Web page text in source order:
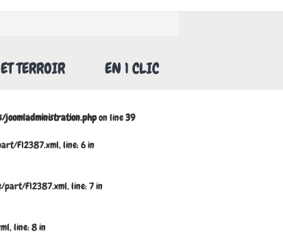
TERROIR EN 1 CLIC
joomladministration.phpon line39
F12387.xml, line: 6 in
part/F12387.xml, line: 7 in
line: 8 in